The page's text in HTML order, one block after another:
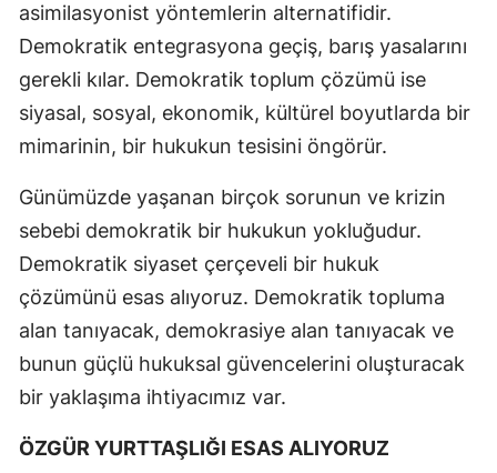
asimilasyonist yöntemlerin alternatifidir.
Demokratik entegrasyona geçiş, barış yasalarını
gerekli kılar. Demokratik toplum çözümü ise
siyasal, sosyal, ekonomik, kültürel boyutlarda bir
mimarinin, bir hukukun tesisini öngörür.
Günümüzde yaşanan birçok sorunun ve krizin
sebebi demokratik bir hukukun yokluğudur.
Demokratik siyaset çerçeveli bir hukuk
çözümünü esas alıyoruz. Demokratik topluma
alan tanıyacak, demokrasiye alan tanıyacak ve
bunun güçlü hukuksal güvencelerini oluşturacak
bir yaklaşıma ihtiyacımız var.
ÖZGÜR YURTTAŞLIĞI ESAS ALIYORUZ